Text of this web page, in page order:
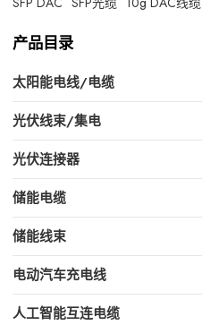
产品目录
太阳能电线/电缆
光伏线束/集电
光伏连接器
储能电缆
储能线束
电动汽车充电线
人工智能互连电缆